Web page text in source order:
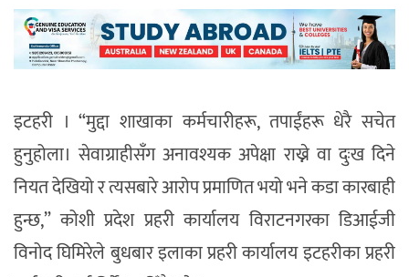
इटहरी । “मुद्दा शाखाका कर्मचारीहरू, तपाईंहरू धेरै सचेत
हुनुहोला। सेवाग्राहीसँग अनावश्यक अपेक्षा राख्ने वा दुःख दिने
नियत देखियो र त्यसबारे आरोप प्रमाणित भयो भने कडा कारबाही
हुन्छ,” कोशी प्रदेश प्रहरी कार्यालय विराटनगरका डिआईजी
विनोद घिमिरेले बुधबार इलाका प्रहरी कार्यालय इटहरीका प्रहरी